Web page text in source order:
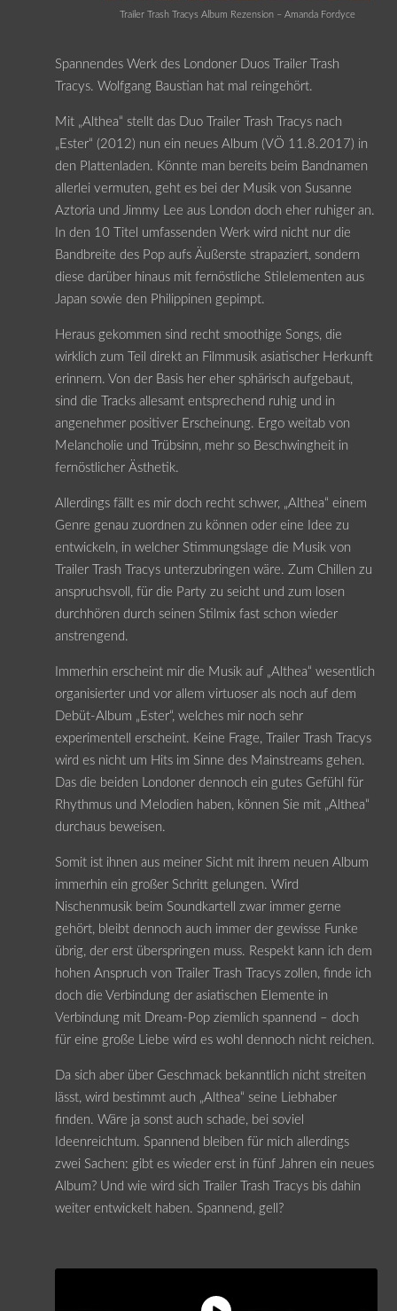
Trailer Trash Tracys Album Rezension – Amanda Fordyce
Spannendes Werk des Londoner Duos Trailer Trash
Tracys. Wolfgang Baustian hat mal reingehört.
Mit „Althea“ stellt das Duo Trailer Trash Tracys nach
„Ester“ (2012) nun ein neues Album (VÖ 11.8.2017) in
den Plattenladen. Könnte man bereits beim Bandnamen
allerlei vermuten, geht es bei der Musik von Susanne
Aztoria und Jimmy Lee aus London doch eher ruhiger an.
In den 10 Titel umfassenden Werk wird nicht nur die
Bandbreite des Pop aufs Äußerste strapaziert, sondern
diese darüber hinaus mit fernöstliche Stilelementen aus
Japan sowie den Philippinen gepimpt.
Heraus gekommen sind recht smoothige Songs, die
wirklich zum Teil direkt an Filmmusik asiatischer Herkunft
erinnern. Von der Basis her eher sphärisch aufgebaut,
sind die Tracks allesamt entsprechend ruhig und in
angenehmer positiver Erscheinung. Ergo weitab von
Melancholie und Trübsinn, mehr so Beschwingheit in
fernöstlicher Ästhetik.
Allerdings fällt es mir doch recht schwer, „Althea“ einem
Genre genau zuordnen zu können oder eine Idee zu
entwickeln, in welcher Stimmungslage die Musik von
Trailer Trash Tracys unterzubringen wäre. Zum Chillen zu
anspruchsvoll, für die Party zu seicht und zum losen
durchhören durch seinen Stilmix fast schon wieder
anstrengend.
Immerhin erscheint mir die Musik auf „Althea“ wesentlich
organisierter und vor allem virtuoser als noch auf dem
Debüt-Album „Ester“, welches mir noch sehr
experimentell erscheint. Keine Frage, Trailer Trash Tracys
wird es nicht um Hits im Sinne des Mainstreams gehen.
Das die beiden Londoner dennoch ein gutes Gefühl für
Rhythmus und Melodien haben, können Sie mit „Althea“
durchaus beweisen.
Somit ist ihnen aus meiner Sicht mit ihrem neuen Album
immerhin ein großer Schritt gelungen. Wird
Nischenmusik beim Soundkartell zwar immer gerne
gehört, bleibt dennoch auch immer der gewisse Funke
übrig, der erst überspringen muss. Respekt kann ich dem
hohen Anspruch von Trailer Trash Tracys zollen, finde ich
doch die Verbindung der asiatischen Elemente in
Verbindung mit Dream-Pop ziemlich spannend – doch
für eine große Liebe wird es wohl dennoch nicht reichen.
Da sich aber über Geschmack bekanntlich nicht streiten
lässt, wird bestimmt auch „Althea“ seine Liebhaber
finden. Wäre ja sonst auch schade, bei soviel
Ideenreichtum. Spannend bleiben für mich allerdings
zwei Sachen: gibt es wieder erst in fünf Jahren ein neues
Album? Und wie wird sich Trailer Trash Tracys bis dahin
weiter entwickelt haben. Spannend, gell?